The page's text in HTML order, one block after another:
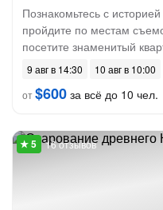
Познакомьтесь с
пройдите по местам
посетите знаменитый
9 авг в 14:30
10 авг в 10:00
от$600 за всё до 10 чел.
16 отзывов